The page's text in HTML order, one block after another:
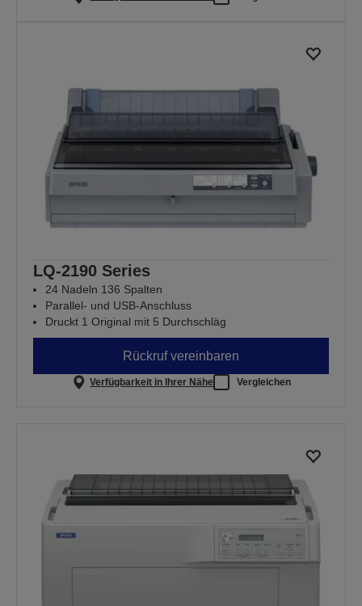
LQ-2190 Series
24 Nadeln 136 Spalten
Parallel- und USB-Anschluss
Druckt 1 Original mit 5 Durchschläg
Rückruf vereinbaren
Verfügbarkeit in Ihrer Nähe Vergleichen